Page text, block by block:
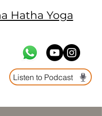
Hatha Yoga
Listen to Podcast